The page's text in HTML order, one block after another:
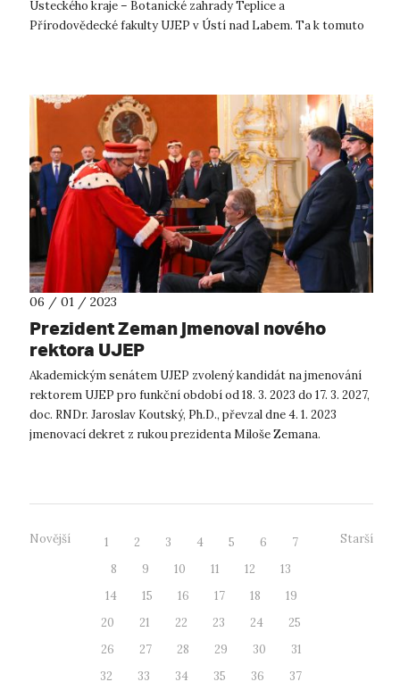
Ústeckého kraje – Botanické zahrady Teplice a
Přírodovědecké fakulty UJEP v Ústí nad Labem. Ta k tomuto
06 / 01 / 2023
Prezident Zeman jmenoval nového
rektora UJEP
Akademickým senátem UJEP zvolený kandidát na jmenování
rektorem UJEP pro funkční období od 18. 3. 2023 do 17. 3. 2027,
doc. RNDr. Jaroslav Koutský, Ph.D., převzal dne 4. 1. 2023
jmenovací dekret z rukou prezidenta Miloše Zemana.
Novější 1 2 3 4 5 6
7
8
9 10 11 12
13
14
15 16 17 18
19
20
21 22 23 24
25
26
27 28 29 30
31
32
33 34 35 36 37
Starší